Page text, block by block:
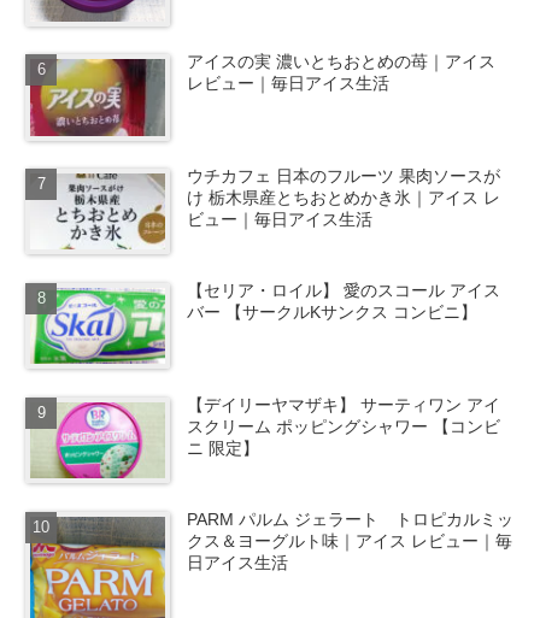
アイスの実 濃いとちおとめの苺｜アイス
レビュー｜毎日アイス生活
ウチカフェ 日本のフルーツ 果肉ソースが
け 栃木県産とちおとめかき氷｜アイス レ
ビュー｜毎日アイス生活
【セリア・ロイル】 愛のスコール アイス
バー 【サークルKサンクス コンビニ】
【デイリーヤマザキ】 サーティワン アイ
スクリーム ポッピングシャワー 【コンビ
ニ 限定】
PARM パルム ジェラート トロピカルミッ
クス＆ヨーグルト味｜アイス レビュー｜毎
日アイス生活